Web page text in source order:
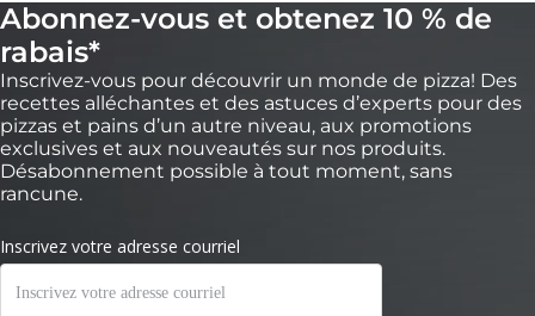
Abonnez-vous et obtenez 10 % de
rabais*
Inscrivez-vous pour découvrir un monde de pizza! Des
recettes alléchantes et des astuces d’experts pour des
pizzas et pains d’un autre niveau, aux promotions
exclusives et aux nouveautés sur nos produits.
Désabonnement possible à tout moment, sans
rancune.